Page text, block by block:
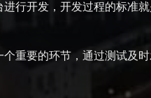
开发，开发过程的标准就
要的环节，通过测试及时